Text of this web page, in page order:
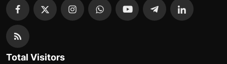
Total Visitors